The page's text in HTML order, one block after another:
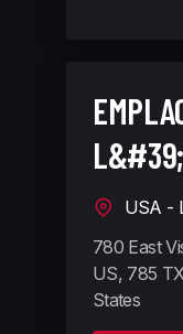
USA -
780 East
US, 785
States